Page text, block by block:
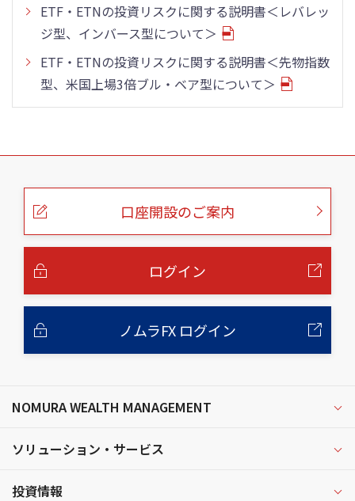
ETF・ETNの投資リスクに関する説明書＜レバレッ
ジ型、インバース型について＞
ETF・ETNの投資リスクに関する説明書＜先物指数
型、米国上場3倍ブル・ベア型について＞
こ
口座開設のご案内
ログイン
ノムラFX ログイン
NOMURA WEALTH MANAGEMENT
ソリューション・サービス
投資情報